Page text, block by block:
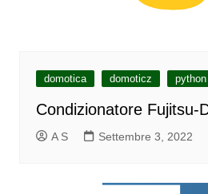
domotica domoticz python
Condizionatore Fujitsu-
A S Settembre 3, 2022